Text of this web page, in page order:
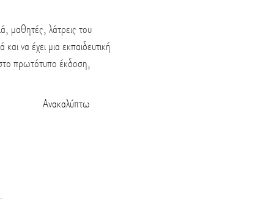
μαθητές, λάτρεις του
να έχει μια εκπαιδευτική
πρωτότυπο έκδοση,
Ανακαλύπτω